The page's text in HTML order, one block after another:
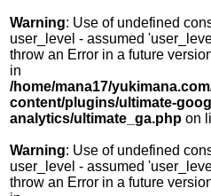
Warning: Use of undefined
user_level - assumed
throw an Error in a future
in
/home/mana17/
content/plugins/ultimate-
analytics/ultimate_ga.php on
Warning: Use of undefined
user_level - assumed
throw an Error in a future